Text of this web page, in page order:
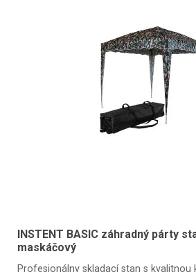
INSTENT BASIC záhradný párty
maskáčový
Profesionálny skladací stan s kvalitnou